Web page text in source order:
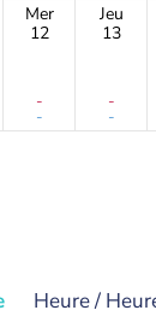
Mer
12
-
-
Jeu
13
-
-
Heure /